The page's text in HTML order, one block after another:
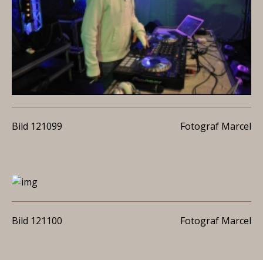
Bild 121099 Fotograf Marcel
Bild 121100 Fotograf Marcel